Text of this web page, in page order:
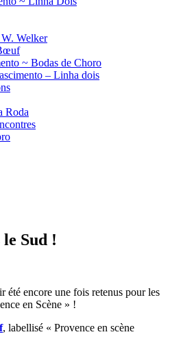
Welker
~ Bodas de Choro
– Linha dois
Roda
Sud !
été encore une fois retenus pour les
en Scène » !
, labellisé « Provence en scène